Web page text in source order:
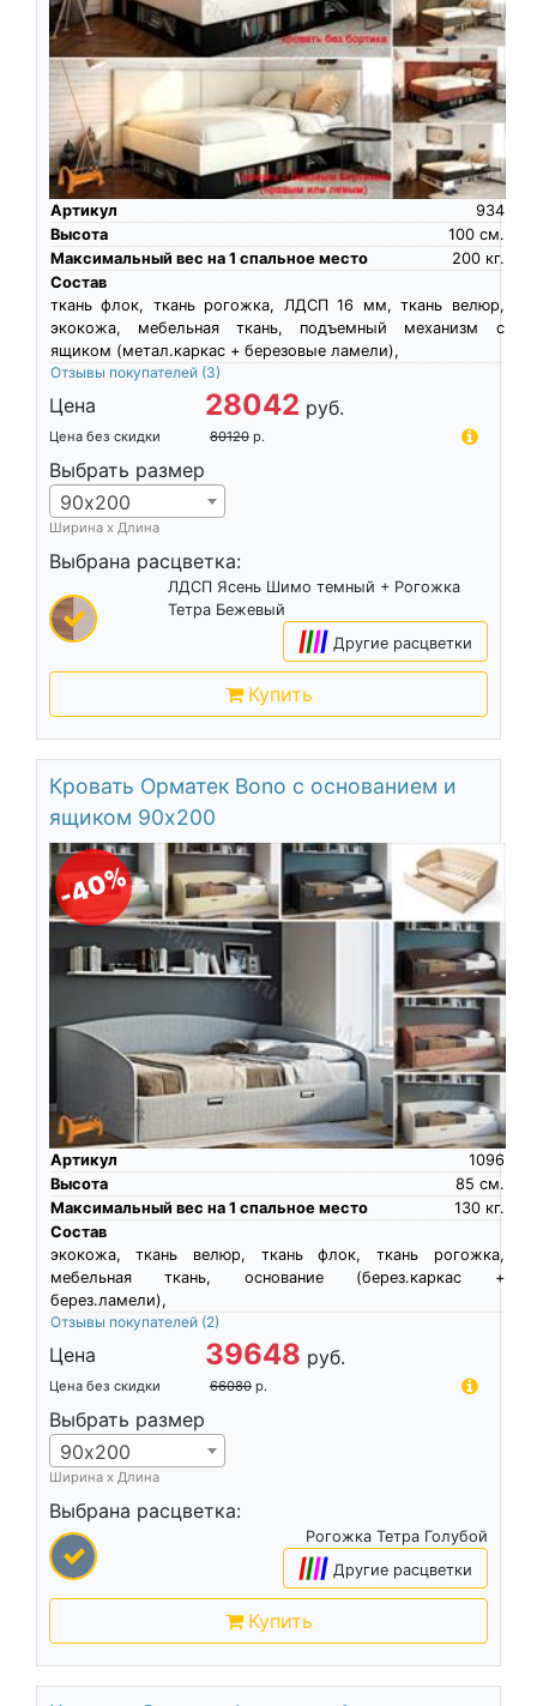
Артикул
934
Высота
см.
100
Максимальный вес на 1 спальное место
кг.
200
Состав
ткань флок, ткань рогожка, ЛДСП 16 мм, ткань велюр,
экокожа, мебельная ткань, подъемный механизм с
ящиком (метал.каркас + березовые ламели),
Отзывы покупателей (3)
Цена 28042 руб.
Цена без скидки 80120 р.
Выбрать размер
90х200
Ширина х Длина
Выбрана расцветка:
ЛДСП Ясень Шимо темный + Рогожка
Тетра Бежевый
|||| Другие расцветки
Купить
Кровать Орматек Bono с основанием и
ящиком 90х200
-40%
Артикул
1096
Высота
см.
85
Максимальный вес на 1 спальное место
кг.
130
Состав
экокожа, ткань велюр, ткань флок, ткань рогожка,
мебельная ткань, основание (берез.каркас +
берез.ламели),
Отзывы покупателей (2)
Цена 39648 руб.
Цена без скидки 66080 р.
Выбрать размер
90х200
Ширина х Длина
Выбрана расцветка:
Рогожка Тетра Голубой
|||| Другие расцветки
Купить